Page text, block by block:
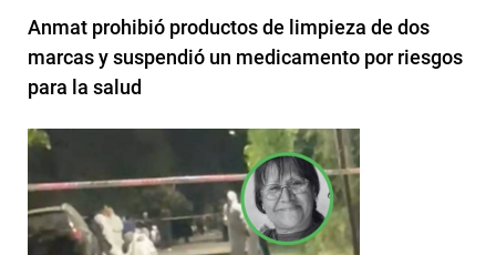
Anmat prohibió productos de limpieza de dos
marcas y suspendió un medicamento por riesgos
para la salud